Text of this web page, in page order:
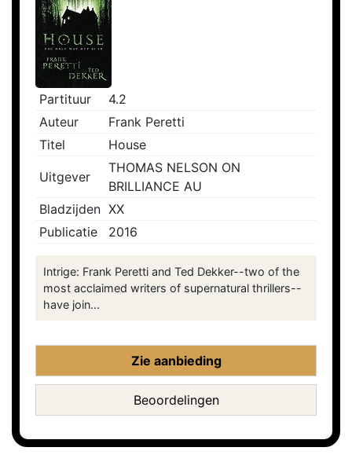
Partituur
4.2
Auteur
Frank Peretti
Titel
House
Uitgever
THOMAS NELSON ON
BRILLIANCE AU
Bladzijden XX
Publicatie
2016
Intrige: Frank Peretti and Ted Dekker--two of the
most acclaimed writers of supernatural thrillers--
have join...
Zie aanbieding
Beoordelingen